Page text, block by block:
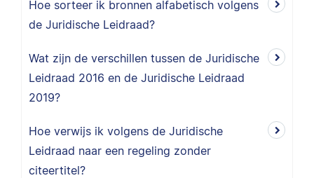
Hoe sorteer ik bronnen alfabetisch volgens
de Juridische Leidraad?
Wat zijn de verschillen tussen de Juridische
Leidraad 2016 en de Juridische Leidraad
2019?
Hoe verwijs ik volgens de Juridische
Leidraad naar een regeling zonder
citeertitel?